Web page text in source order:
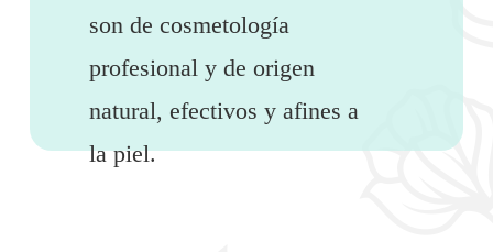
son de cosmetología
profesional y de origen
natural, efectivos y afines a
la piel.